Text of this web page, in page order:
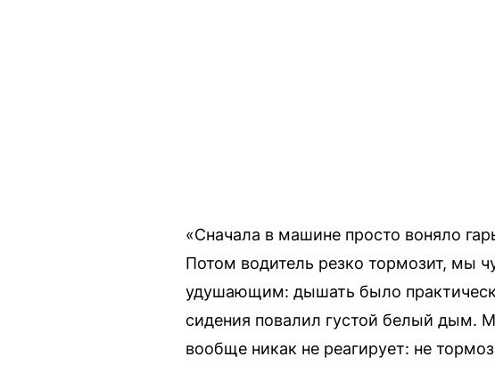
«Сначала в машине просто воняло
Потом водитель резко тормозит, мы
удушающим: дышать было
сидения повалил густой белый дым.
вообще никак не реагирует: не